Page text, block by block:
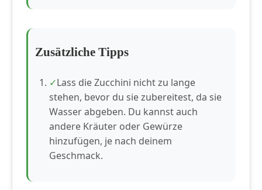
Zusätzliche Tipps
Lass die Zucchini nicht zu lange
stehen, bevor du sie zubereitest, da sie
Wasser abgeben. Du kannst auch
andere Kräuter oder Gewürze
hinzufügen, je nach deinem
Geschmack.